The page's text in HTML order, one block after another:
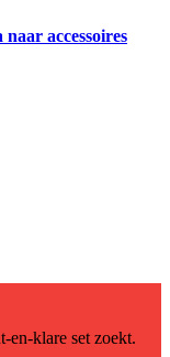
naar accessoires
en-klare set zoekt.